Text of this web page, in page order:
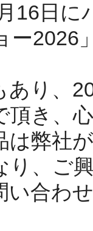
月 16 日に
ー2026
あり、
頂き、
は弊社
り、ご
い合わ